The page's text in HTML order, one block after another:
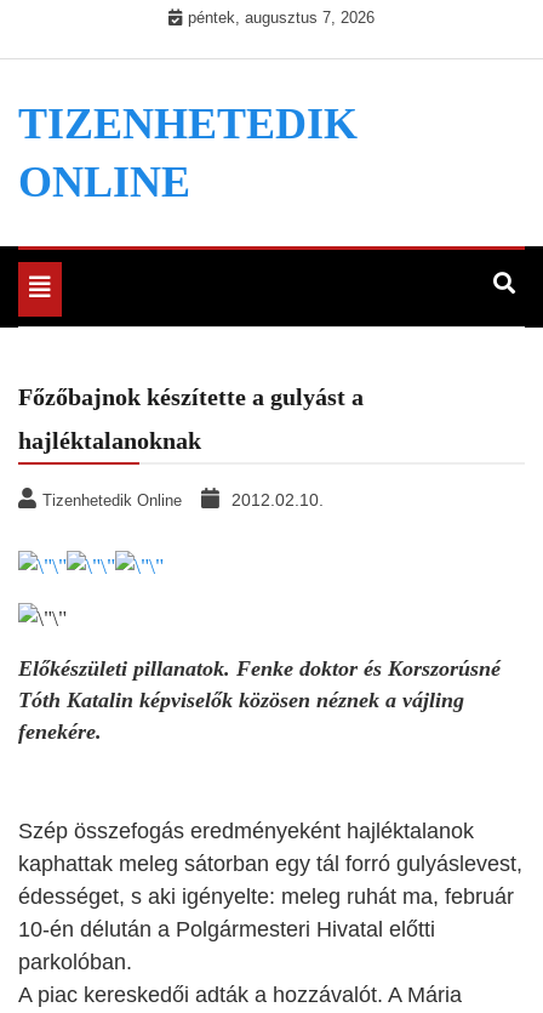
péntek, augusztus 7, 2026
TIZENHETEDIK
ONLINE
Toggle
navigation
Főzőbajnok készítette a gulyást a
hajléktalanoknak
Tizenhetedik Online 2012.02.10.
Előkészületi pillanatok. Fenke doktor és Korszorúsné
Tóth Katalin képviselők közösen néznek a vájling
fenekére.
Szép összefogás eredményeként hajléktalanok
kaphattak meleg sátorban egy tál forró gulyáslevest,
édességet, s aki igényelte: meleg ruhát ma, február
10-én délután a Polgármesteri Hivatal előtti
parkolóban.
A piac kereskedői adták a hozzávalót. A Mária